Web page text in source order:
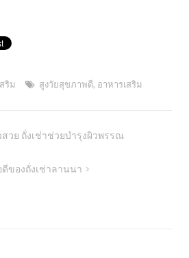
ริม สูงวัยสุขภาพดี, อาหารเสริม
สวย ถั่งเช่าช่วยบำรุงผิวพรรณ
ดีของถั่งเช่าลานนา